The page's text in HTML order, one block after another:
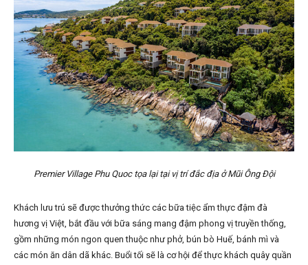
Premier Village Phu Quoc tọa lại tại vị trí đắc địa ở Mũi Ông Đội
Khách lưu trú sẽ được thưởng thức các bữa tiệc ẩm thực đậm đà
hương vị Việt, bắt đầu với bữa sáng mang đậm phong vị truyền thống,
gồm những món ngon quen thuộc như phở, bún bò Huế, bánh mì và
các món ăn dân dã khác. Buổi tối sẽ là cơ hội để thực khách quây quần